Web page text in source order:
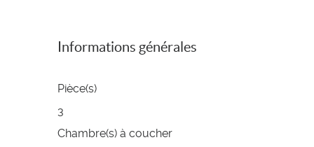
Informations générales
Pièce(s)
3
Chambre(s) à coucher